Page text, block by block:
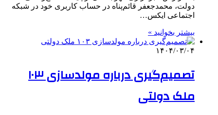
دولت، محمدجعفر قائم‌پناه در حساب کاربری خود در شبکه
اجتماعی ایکس…
بیشتر بخوانید »
۱۴۰۴/۰۳/۰۴
تصمیم‌گیری درباره مولدسازی ۱۰۳
ملک دولتی